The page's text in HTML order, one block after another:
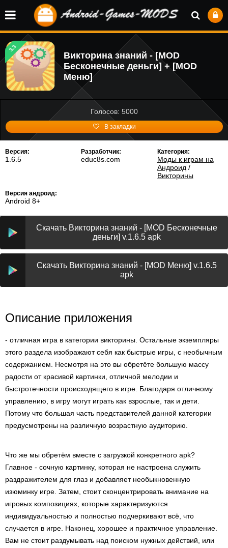
3.3
Викторина знаний - [MOD
Бесконечные деньги] + [MOD
Меню]
Голосов: 5000
В закладки
Версия:
1.6.5
Разработчик:
educ8s.com
Категория:
Моды к играм на
Андроид /
Викторины
Версия андроид:
Android 8+
Скачать Викторина знаний - [MOD Бесконечные
деньги] v.1.6.5 apk
Скачать Викторина знаний - [MOD Меню] v.1.6.5
apk
Описание приложения
- отличная игра в категории викторины. Остальные экземпляры
этого раздела изображают себя как быстрые игры, с необычным
содержанием. Несмотря на это вы обретёте большую массу
радости от красивой картинки, отличной мелодии и
быстротечности происходящего в игре. Благодаря отличному
управлению, в игру могут играть как взрослые, так и дети.
Потому что большая часть представителей данной категории
предусмотрены на различную возрастную аудиторию.
Что же мы обретём вместе с загрузкой конкретного apk?
Главное - сочную картинку, которая не настроена служить
раздражителем для глаз и добавляет необыкновенную
изюминку игре. Затем, стоит сконцентрировать внимание на
игровых композициях, которые характеризуются
индивидуальностью и полностью подчеркивают всё, что
случается в игре. Наконец, хорошее и практичное управление.
Вам не стоит раздумывать над поиском нужных действий, или